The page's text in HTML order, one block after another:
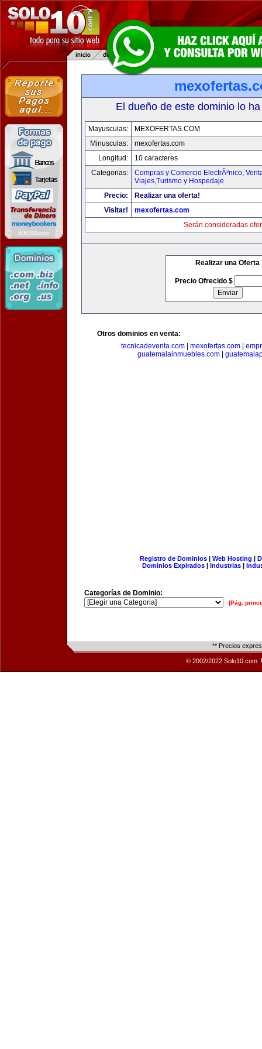
El dueño de este dominio lo
Mayusculas:
MEXOFERTAS.COM
Minusculas:
mexofertas.com
Longitud:
10 caracteres
Categorias:
Compras y Comercio ElectrÃ³nico,
Viajes,Turismo y Hospedaje
Precio:
Realizar una oferta!
Visitar!
mexofertas.com
Serán consideradas
Realizar una Oferta
Precio Ofrecido $
Otros dominios en venta:
tecnicadeventa.com
mexofertas.com
guatemalainmuebles.com|
Registro de Dominios| Web Hosting |
Dominios Expirados | Industrias |
Categorías de Dominio:
[Pág.
** Precios
© 2002/2022 Solo10.com